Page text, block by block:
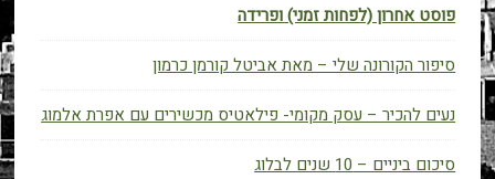
פוסט אחרון (לפחות זמני) ופרידה
סיפור הקורונה שלי – מאת אביטל קורמן כרמון
נעים להכיר – עסק מקומי- פילאטיס מכשירים עם אפרת אלמוג
סיכום ביניים – 10 שנים לבלוג